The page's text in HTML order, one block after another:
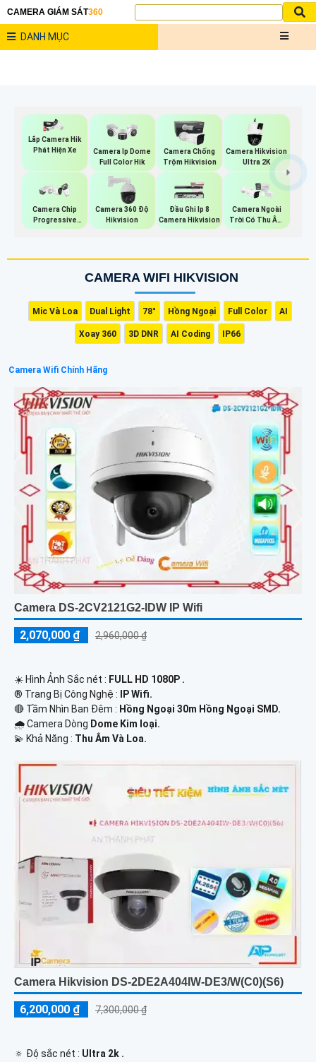
CAMERA GIÁM SÁT360
DANH MỤC
Lắp Camera Hik
Phát Hiện Xe
Camera Ip Dome
Full Color Hik
Camera Chống
Trộm Hikvision
Camera Hikvision
Ultra 2K
Camera Chip
Progressive
Scan CMOS
Camera 360 Độ
Hikvision
Đầu Ghi Ip 8
Camera Hikvision
Camera Ngoài
Trời Có Thu Âm
Hik
CAMERA WIFI HIKVISION
Mic Và Loa Dual Light 78° Hồng Ngoại Full Color AI
Xoay 360 3D DNR AI Coding IP66
Camera Wifi Chính Hãng
Camera DS-2CV2121G2-IDW IP Wifi
2,070,000 ₫ 2,960,000 ₫
☀️ Hình Ảnh Sắc nét : FULL HD 1080P .
®️ Trang Bị Công Nghệ :
IP Wifi.
🔴 Tầm Nhìn Ban Đêm : Hồng Ngoại 30m Hồng Ngoại SMD.
🌧️ Camera Dòng Dome Kim loại.
️💫 Khả Năng : Thu Âm Và Loa.
Camera Hikvision DS-2DE2A404IW-DE3/W(C0)(S6)
6,200,000 ₫ 7,300,000 ₫
🔅 Độ sắc nét : Ultra 2k .